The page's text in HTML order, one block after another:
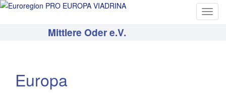
T
Mittlere Oder e.V.
Europa